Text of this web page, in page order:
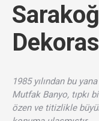
1985 yılından bu
Mutfak Banyo, tıpkı
özen ve titizlikle